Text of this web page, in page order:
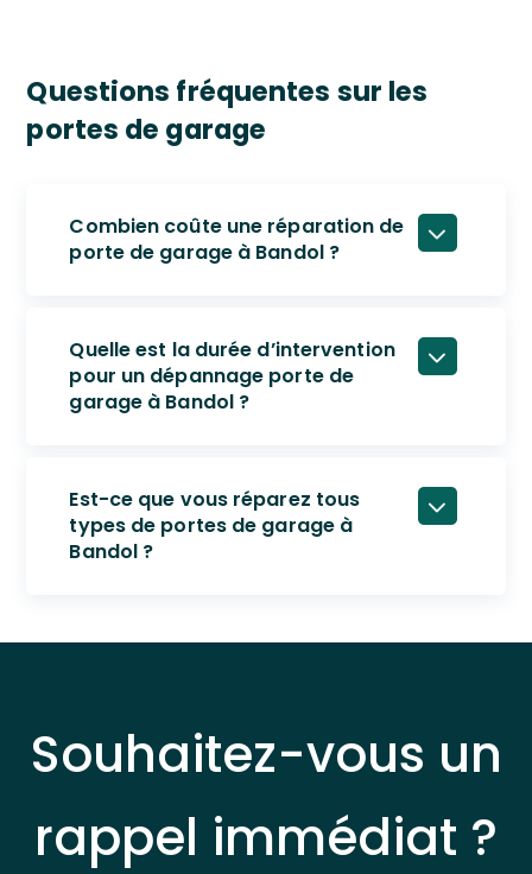
Questions fréquentes sur les
portes de garage
Combien coûte une réparation de
porte de garage à Bandol ?
Quelle est la durée d’intervention
pour un dépannage porte de
garage à Bandol ?
Est-ce que vous réparez tous
types de portes de garage à
Bandol ?
Souhaitez-vous un
rappel immédiat ?